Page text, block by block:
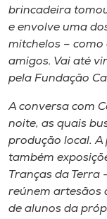
brincadeira
e envolve uma
mitchelos –
amigos. Vai até
pela Fundação
A conversa com
noite, as quais
produção local.
também
Tranças da Terra
reúnem artesãos
de alunos da